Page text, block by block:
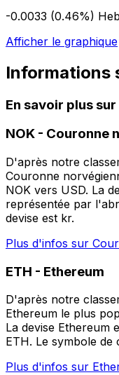
-0.0033 (0.46%)
Afficher le graphique
Informations
En savoir plus sur
NOK - Couronne
D'après notre
Couronne
NOK vers USD. La
représentée par
devise est kr.
Plus d'infos sur
ETH - Ethereum
D'après notre
Ethereum le plus
La devise Ethereum
ETH. Le symbole de
Plus d'infos sur